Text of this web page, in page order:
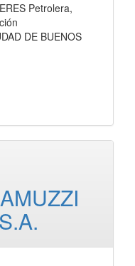
Petrolera,
DE BUENOS